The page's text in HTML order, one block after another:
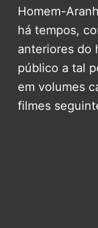
Homem-
há tempos,
anteriores do
público a tal
em volumes
filmes